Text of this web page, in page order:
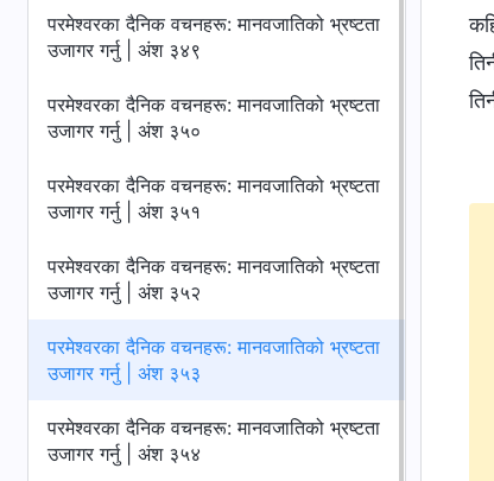
परमेश्‍वरका दैनिक वचनहरू: मानवजातिको भ्रष्टता
उजागर गर्नु | अंश ३४९
परमेश्‍वरका दैनिक वचनहरू: मानवजातिको भ्रष्टता
उजागर गर्नु | अंश ३५०
परमेश्‍वरका दैनिक वचनहरू: मानवजातिको भ्रष्टता
उजागर गर्नु | अंश ३५१
परमेश्‍वरका दैनिक वचनहरू: मानवजातिको भ्रष्टता
उजागर गर्नु | अंश ३५२
परमेश्‍वरका दैनिक वचनहरू: मानवजातिको भ्रष्टता
उजागर गर्नु | अंश ३५३
परमेश्‍वरका दैनिक वचनहरू: मानवजातिको भ्रष्टता
उजागर गर्नु | अंश ३५४